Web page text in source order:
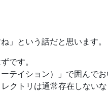
」という話だと思います。
です。
イション）」で囲んで
クトリは通常存在しない